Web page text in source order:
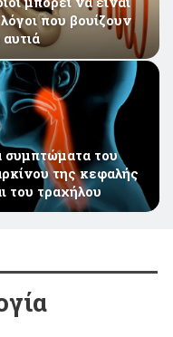
λόγοι που βουίζουν
αυτιά
συμπτώματα του
της κεφαλής
του τραχήλου